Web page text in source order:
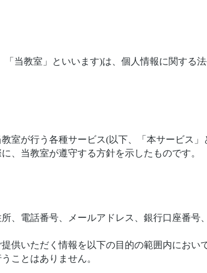
当教室」といいます)は、個人情報に関する
室が行う各種サービス(以下、「本サービス
、当教室が遵守する方針を示したものです。
、電話番号、メールアドレス、銀行口座番
供いただく情報を以下の目的の範囲内におい
ことはありません。